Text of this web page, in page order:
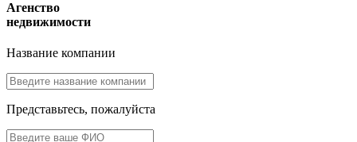
Агенство
недвижимости
Название компании
Представьтесь, пожалуйста